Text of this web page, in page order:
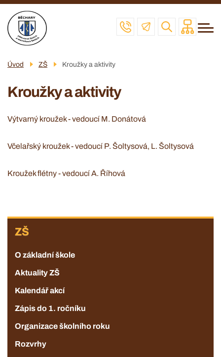
Přejít
hlavnímu
obsahu
Menu
navigace
MŠ
VČELAŘSKÝ KROUŽEK
POVINNÉ INFO
ZŠ
O základní škole
Aktuality ZŠ
Kalendář akcí
Zápis do 1. ročníku
Organizace školního roku
Rozvrhy
Úvod ZŠ Kroužky a aktivity
Kroužky a aktivity
Výtvarný kroužek - vedoucí M. Donátová
Včelařský kroužek - vedoucí P. Šoltysová, L. Šoltysová
Kroužek flétny - vedoucí A. Říhová